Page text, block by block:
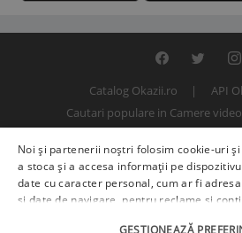
Catalog Okazii.ro
API
Cautari populare in Camere
ANPC
SOL © 2000 - 2026
Noi și partenerii noștri folosim cookie-uri
a stoca și a accesa informații pe
date cu caracter personal, cum ar fi
și date de navigare, pentru reclame și
GESTIONEAZĂ